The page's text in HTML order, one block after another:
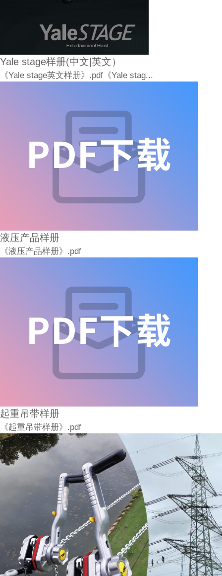
Yale stage样册(中文|英文）
《Yale stage英文样册》.pdf《Yale stag...
液压产品样册
《液压产品样册》.pdf
起重吊带样册
《起重吊带样册》.pdf